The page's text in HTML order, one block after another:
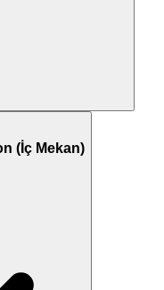
(İç Mekan)